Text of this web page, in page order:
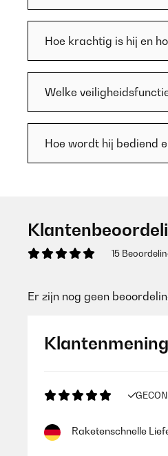
Hoe krachtig is hij en
Welke
Hoe wordt hij bediend
15
Er zijn nog geen
Raketenschnelle